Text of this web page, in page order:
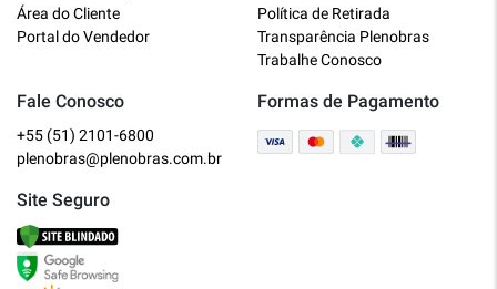
Área do Cliente
Portal do Vendedor
Política de Retirada
Transparência Plenobras
Trabalhe Conosco
Fale Conosco
+55 (51) 2101-6800
plenobras@plenobras.com.br
Formas de Pagamento
Site Seguro
Bem vindo a Plenobras! Aqui você
encontra toda a linha de materiais
O que você deseja?
Dúvidas técnicas sobre produtos